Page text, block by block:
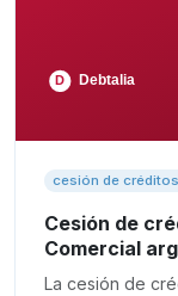
cesión de créditos
Cesión de
Comercial
La cesión de